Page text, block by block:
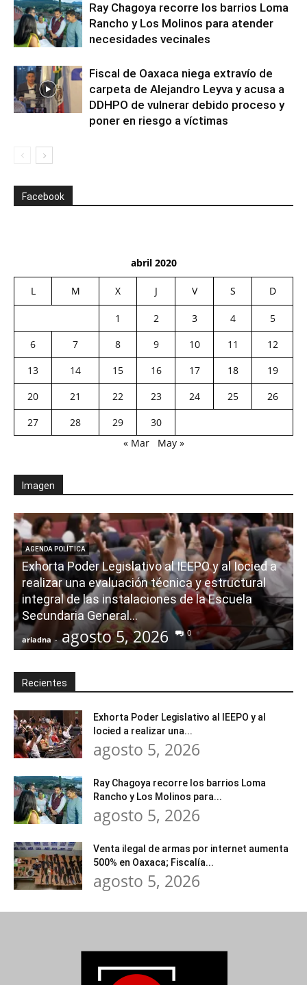
Ray Chagoya recorre los barrios Loma
Rancho y Los Molinos para atender
necesidades vecinales
Fiscal de Oaxaca niega extravío de
carpeta de Alejandro Leyva y acusa a
DDHPO de vulnerar debido proceso y
poner en riesgo a víctimas
Facebook
abril 2020
L M X J V S D
1 2 3 4
5
6
7 8 9 10 11
12
13
14 15 16 17 18
19
20
21 22 23 24 25
26
27
28 29
30
« Mar
May »
Imagen
AGENDA POLÍTICA
Exhorta Poder Legislativo al IEEPO y al Iocied a
realizar una evaluación técnica y estructural
integral de las instalaciones de la Escuela
Secundaria General...
ariadna - agosto 5, 2026 0
Recientes
Exhorta Poder Legislativo al IEEPO y al
Iocied a realizar una...
agosto 5, 2026
Ray Chagoya recorre los barrios Loma
Rancho y Los Molinos para...
agosto 5, 2026
Venta ilegal de armas por internet aumenta
500% en Oaxaca; Fiscalía...
agosto 5, 2026